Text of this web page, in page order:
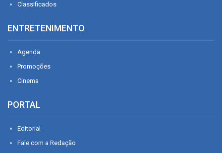
Classificados
ENTRETENIMENTO
Agenda
Promoções
Cinema
PORTAL
Editorial
Fale com a Redação